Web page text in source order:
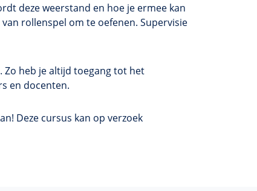
deze weerstand en hoe je ermee kan
rollenspel om te oefenen. Supervisie
heb je altijd toegang tot het
en docenten.
Deze cursus kan op verzoek